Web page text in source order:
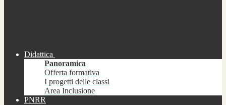
Didattica
Panoramica
Offerta formativa
I progetti delle classi
Area Inclusione
PNRR